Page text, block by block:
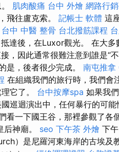
肌肉酸痛 台中 外燴 網路行
飛往盧克索。 記帳士 軟體 這
台中 中醫 整骨 台北撥筋課程
抵達後，在Luxor觀光。 在大多
，因此通常很難注意到誰是“
是，後者很少完成。 南屯推拿
在組織我們的旅行時，我們會
它了。 台中按摩spa 如果我
巡迴演出中，任何暴行的可能
看一下國王谷，那裡參觀了各
神廟。 seo 下午茶 外燴 下
）是尼羅河東海岸的古埃及